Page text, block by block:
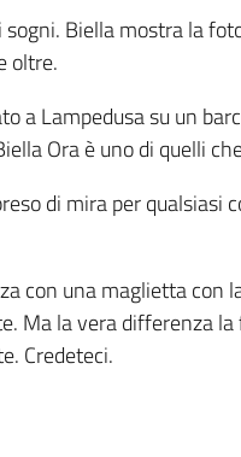
sogni. Biella mostra la
oltre.
a Lampedusa su un
Ora è uno di quelli
di mira per
con una maglietta con
Ma la vera differenza
Credeteci.